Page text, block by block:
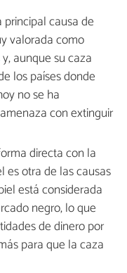
principal causa de
valorada como
y, aunque su caza
los países donde
no se ha
con extinguir
directa con la
es otra de las causas
está considerada
negro, lo que
de dinero por
para que la caza